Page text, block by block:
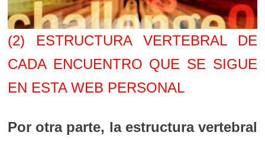
(2) ESTRUCTURA VERTEBRAL DE
CADA ENCUENTRO QUE SE SIGUE
EN ESTA WEB PERSONAL
Por otra parte, la estructura vertebral